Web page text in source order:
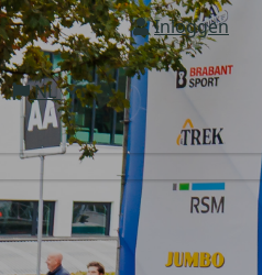
Inloggen
NL